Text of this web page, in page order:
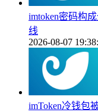
imtoken密码构
线
2026-08-07
imToken冷钱包